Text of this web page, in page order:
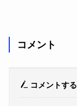
コメント
コメントする